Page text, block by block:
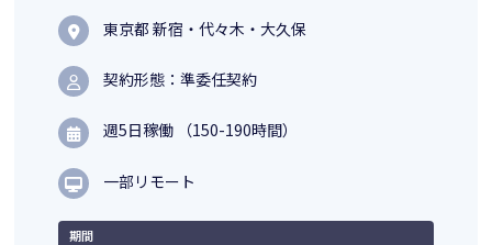
東京都 新宿・代々木・大久保
契約形態：準委任契約
週5日稼働 （150-190時間）
一部リモート
期間